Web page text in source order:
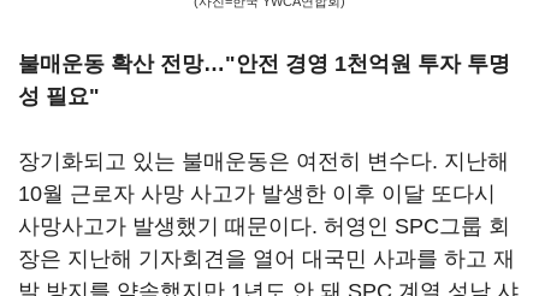
불매운동 확산 전망…"안전 경영 1천억원 투자 투명
성 필요"
장기화되고 있는 불매운동은 여전히 변수다. 지난해
10월 근로자 사망 사고가 발생한 이후 이달 또다시
사망사고가 발생했기 때문이다. 허영인 SPC그룹 회
장은 지난해 기자회견을 열어 대국민 사과를 하고 재
발 방지를 약속했지만 1년도 안 돼 SPC 계열 성남 샤